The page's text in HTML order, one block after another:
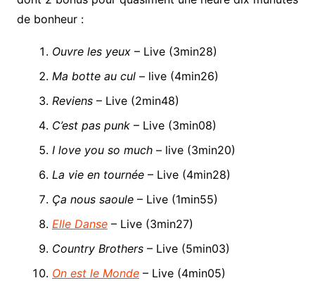
de bonheur :
Ouvre les yeux– Live (3min28)
Ma botte au cul– live (4min26)
Reviens– Live (2min48)
C’est pas punk– Live (3min08)
I love you so much– live (3min20)
La vie en tournée– Live (4min28)
Ça nous saoule– Live (1min55)
Elle Danse– Live (3min27)
Country Brothers– Live (5min03)
On est le Monde– Live (4min05)